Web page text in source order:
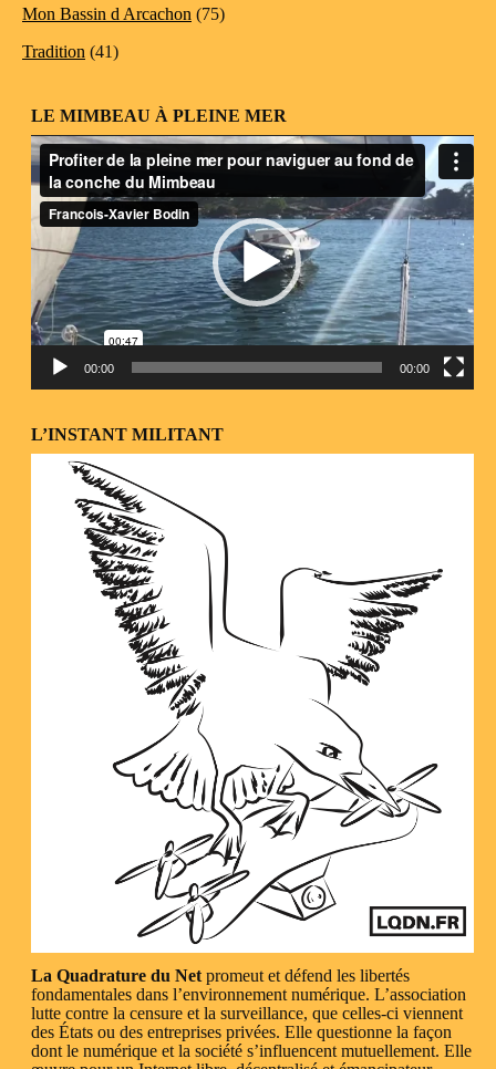
Mon Bassin d Arcachon (75)
Tradition (41)
LE MIMBEAU À PLEINE MER
Lecteur
vidéo
00:00 00:00
L’INSTANT MILITANT
La Quadrature du Net promeut et défend les libertés
fondamentales dans l’environnement numérique. L’association
lutte contre la censure et la surveillance, que celles-ci viennent
des États ou des entreprises privées. Elle questionne la façon
dont le numérique et la société s’influencent mutuellement. Elle